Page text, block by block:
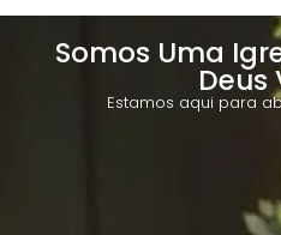
Somos Uma
Deus
Estamos aqui para